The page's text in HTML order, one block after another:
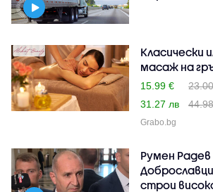
Класически
масаж на
15.99 €
31.27 лв
Grabo.bg
Румен
строи